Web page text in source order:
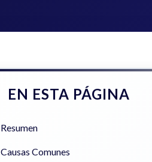
EN ESTA PÁGINA
Resumen
Causas Comunes